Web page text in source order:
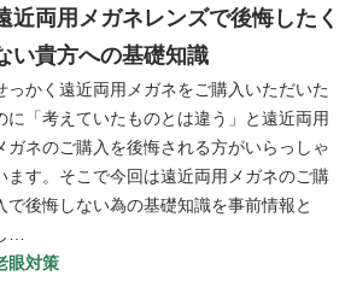
近両用メガネレンズで後悔したく
い貴方への基礎知識
っかく遠近両用メガネをご購入いただいた
に「考えていたものとは違う」と遠近両用
ガネのご購入を後悔される方がいらっしゃ
ます。そこで今回は遠近両用メガネのご購
で後悔しない為の基礎知識を事前情報と
…
眼対策